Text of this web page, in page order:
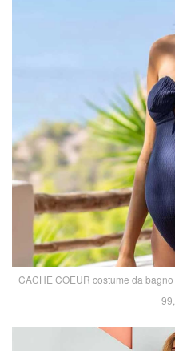
CACHE COEUR costume da